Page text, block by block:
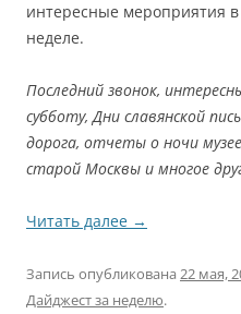
интересные мероприятия
неделе.
Последний звонок,
субботу, Дни славянской
дорога, отчеты о ночи
старой Москвы и многое
Читать далее →
Запись опубликована 22 мая,
Дайджест за неделю.